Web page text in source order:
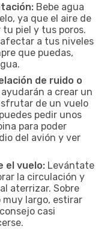
Bebe agua
ya que el aire de
piel y tus poros.
a tus niveles
que puedas,
de ruido o
ayudarán a crear un
de un vuelo
pedir unos
para poder
del avión y ver
el vuelo: Levántate
la circulación y
aterrizar. Sobre
largo, estirar
casi